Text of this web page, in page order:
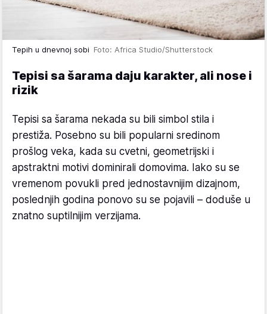
Tepih u dnevnoj sobi Foto: Africa Studio/Shutterstock
Tepisi sa šarama daju karakter, ali nose i
rizik
Tepisi sa šarama nekada su bili simbol stila i
prestiža. Posebno su bili popularni sredinom
prošlog veka, kada su cvetni, geometrijski i
apstraktni motivi dominirali domovima. Iako su se
vremenom povukli pred jednostavnijim dizajnom,
poslednjih godina ponovo su se pojavili – doduše u
znatno suptilnijim verzijama.